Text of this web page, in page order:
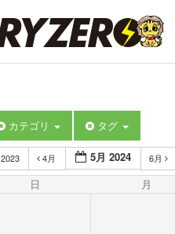
カテゴリ タグ
2023 4月 5月 2024 6月
日 月